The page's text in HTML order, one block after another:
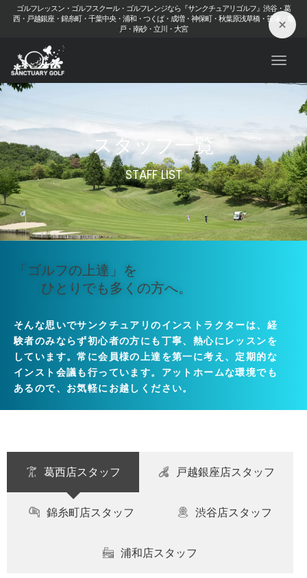
ゴルフレッスン・ゴルフスクール・ゴルフレンジなら『サンクチュアリゴルフ』渋谷・葛
西・戸越銀座・錦糸町・千葉中央・浦和・つくば・成増・神保町・秋葉原浅草橋・笹塚・亀
戸・南砂・立川・大宮
スタッフ一覧
STAFF LIST
「ゴルフの上達」を
ひとりでも多くの方へ。​
そんな思いでサンクチュアリのインストラクターは、経
験者のみならず初心者の方にも丁寧、熱心にレッスンを
しています。常に会員様の上達を第一に考え、定期的な
インスト会議も行っています。アットホームな環境でも
あるので、お気軽にお越しください。
葛西店スタッフ 戸越銀座店スタッフ
錦糸町店スタッフ 渋谷店スタッフ
浦和店スタッフ
×